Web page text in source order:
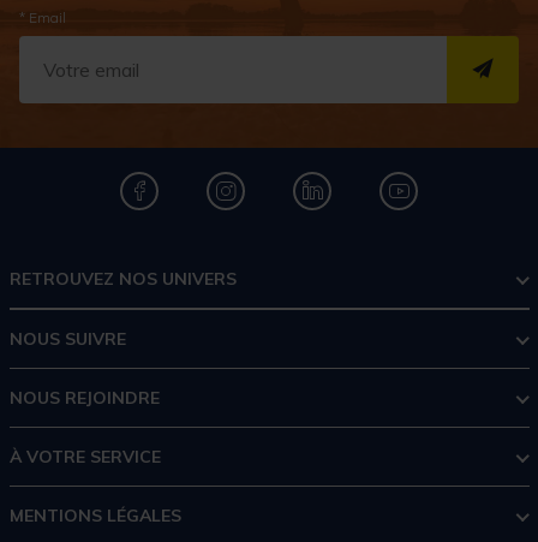
* Email
RETROUVEZ NOS UNIVERS
NOUS SUIVRE
NOUS REJOINDRE
À VOTRE SERVICE
MENTIONS LÉGALES